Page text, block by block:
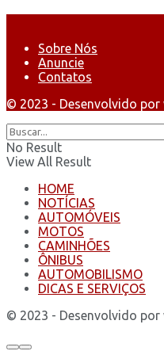
Sobre Nós
Anuncie
Contatos
© 2023 - Desenvolvido
No Result
View All Result
HOME
NOTÍCIAS
AUTOMÓVEIS
MOTOS
CAMINHÕES
ÔNIBUS
AUTOMOBILISMO
DICAS E SERVIÇOS
© 2023 - Desenvolvido